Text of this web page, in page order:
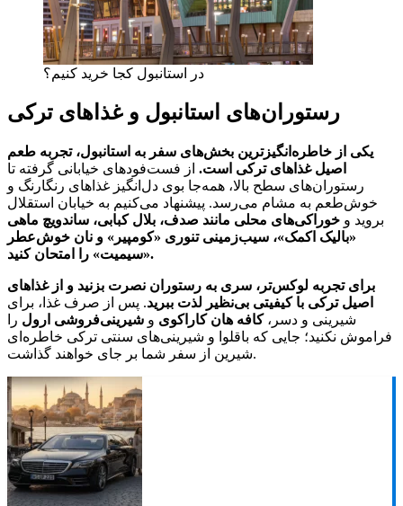
در استانبول کجا خرید کنیم؟
رستوران‌های استانبول و غذاهای ترکی
یکی از خاطره‌انگیزترین بخش‌های سفر به استانبول، تجربه طعم
اصیل غذاهای ترکی است. از فست‌فودهای خیابانی گرفته تا
رستوران‌های سطح بالا، همه‌جا بوی دل‌انگیز غذاهای رنگارنگ و
خوش‌طعم به مشام می‌رسد. پیشنهاد می‌کنیم به خیابان استقلال
بروید و خوراکی‌های محلی مانند صدف، بلال کبابی، ساندویچ ماهی
«بالیک اکمک»، سیب‌زمینی تنوری «کومپیر» و نان خوش‌عطر
«سیمیت» را امتحان کنید.
برای تجربه لوکس‌تر، سری به رستوران نصرت بزنید و از غذاهای
اصیل ترکی با کیفیتی بی‌نظیر لذت ببرید. پس از صرف غذا، برای
شیرینی و دسر،کافه هان کاراکوی و شیرینی‌فروشی ارول را
فراموش نکنید؛ جایی که باقلوا و شیرینی‌های سنتی ترکی خاطره‌ای
شیرین از سفر شما بر جای خواهند گذاشت.